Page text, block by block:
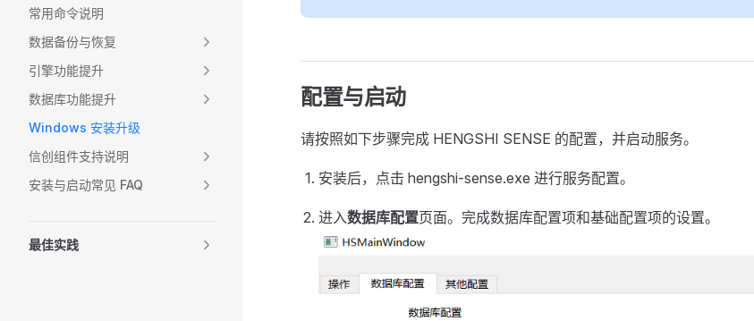
常用命令说明
数据备份与恢复
引擎功能提升
数据库功能提升
Windows 安装升级
信创组件支持说明
安装与启动常见 FAQ
最佳实践
配置与启动
请按照如下步骤完成 HENGSHI SENSE 的配置，并启动服务。
安装后，点击 hengshi-sense.exe 进行服务配置。
进入数据库配置页面。完成数据库配置项和基础配置项的设置。